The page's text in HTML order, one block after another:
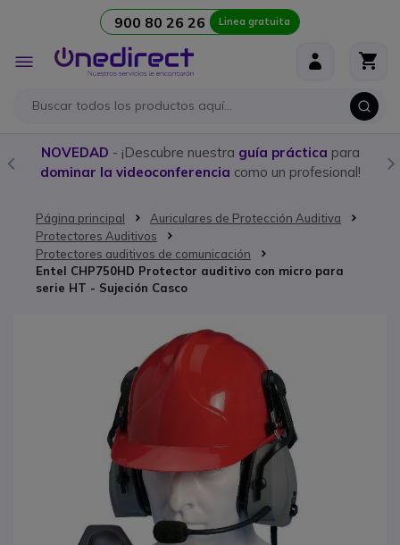
900 80 26 26 Linea gratuita
Toggle
Nav
NOVEDAD - ¡Descubre nuestra guía práctica para
dominar la videoconferencia como un profesional!
Página principal
Auriculares de Protección Auditiva
Protectores Auditivos
Protectores auditivos de comunicación
Entel CHP750HD Protector auditivo con micro para
serie HT - Sujeción Casco